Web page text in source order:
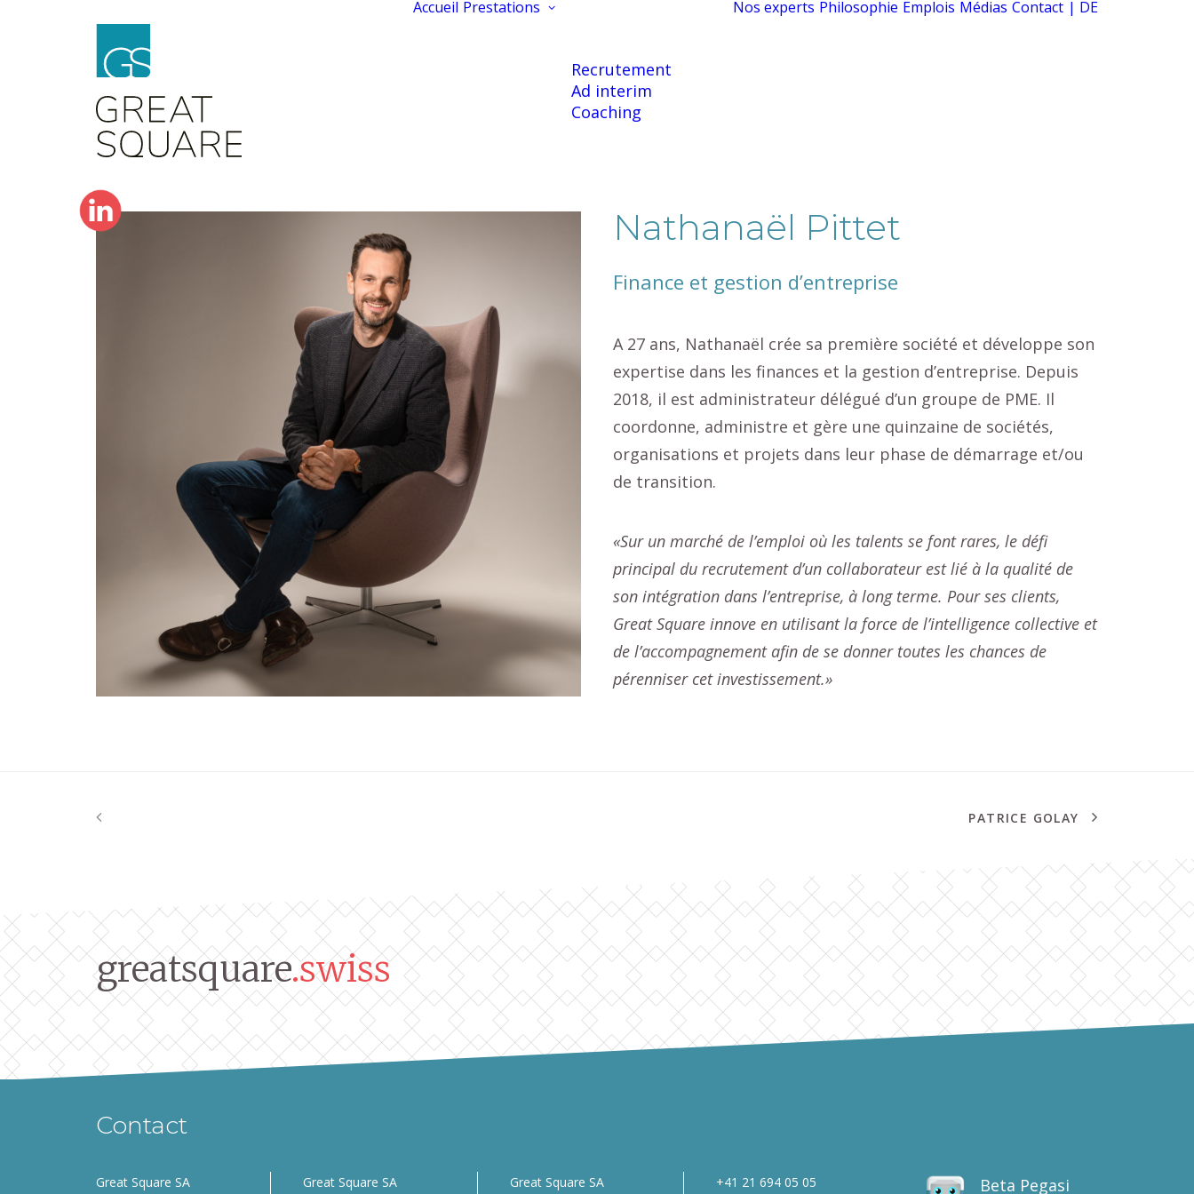
Accueil Prestations
Recrutement
Ad interim
Coaching
Nos experts Philosophie Emplois Médias Contact | DE
Nathanaël Pittet
Finance et gestion d’entreprise
A 27 ans, Nathanaël crée sa première société et développe son
expertise dans les finances et la gestion d’entreprise. Depuis
2018, il est administrateur délégué d’un groupe de PME. Il
coordonne, administre et gère une quinzaine de sociétés,
organisations et projets dans leur phase de démarrage et/ou
de transition.
«Sur un marché de l’emploi où les talents se font rares, le défi
principal du recrutement d’un collaborateur est lié à la qualité de
son intégration dans l’entreprise, à long terme. Pour ses clients,
Great Square innove en utilisant la force de l’intelligence collective et
de l’accompagnement afin de se donner toutes les chances de
pérenniser cet investissement.»
PATRICE GOLAY
greatsquare.swiss
Contact
Great Square SA Great Square SA Great Square SA +41 21 694 05 05 Beta Pegasi